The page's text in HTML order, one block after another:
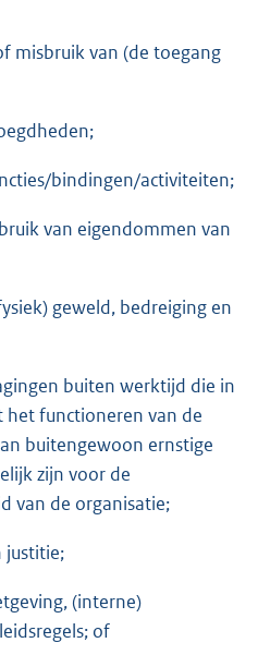
misbruik van (de toegang
bindingen/activiteiten;
van eigendommen van
geweld, bedreiging en
buiten werktijd die in
functioneren van de
buitengewoon ernstige
zijn voor de
van de organisatie;
justitie;
(interne)
of